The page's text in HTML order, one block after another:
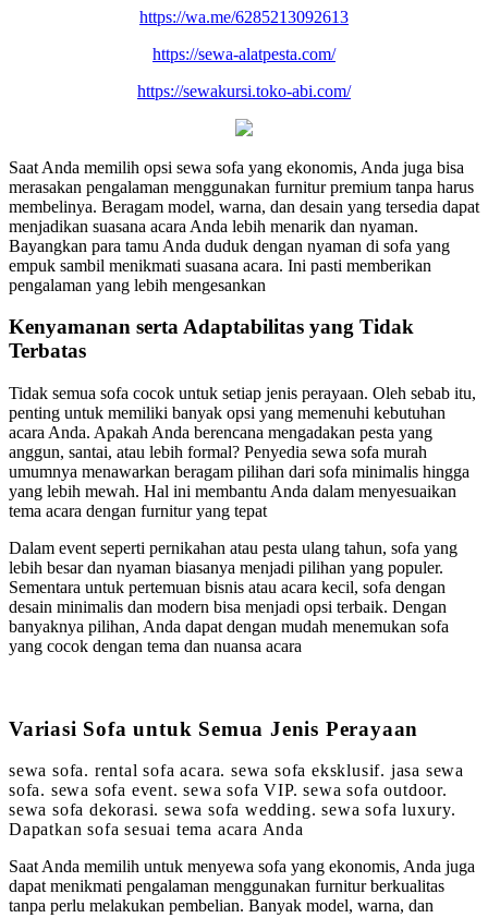
https://wa.me/6285213092613
https://sewa-alatpesta.com/
https://sewakursi.toko-abi.com/
Saat Anda memilih opsi sewa sofa yang ekonomis, Anda juga bisa
merasakan pengalaman menggunakan furnitur premium tanpa harus
membelinya. Beragam model, warna, dan desain yang tersedia dapat
menjadikan suasana acara Anda lebih menarik dan nyaman.
Bayangkan para tamu Anda duduk dengan nyaman di sofa yang
empuk sambil menikmati suasana acara. Ini pasti memberikan
pengalaman yang lebih mengesankan
Kenyamanan serta Adaptabilitas yang Tidak
Terbatas
Tidak semua sofa cocok untuk setiap jenis perayaan. Oleh sebab itu,
penting untuk memiliki banyak opsi yang memenuhi kebutuhan
acara Anda. Apakah Anda berencana mengadakan pesta yang
anggun, santai, atau lebih formal? Penyedia sewa sofa murah
umumnya menawarkan beragam pilihan dari sofa minimalis hingga
yang lebih mewah. Hal ini membantu Anda dalam menyesuaikan
tema acara dengan furnitur yang tepat
Dalam event seperti pernikahan atau pesta ulang tahun, sofa yang
lebih besar dan nyaman biasanya menjadi pilihan yang populer.
Sementara untuk pertemuan bisnis atau acara kecil, sofa dengan
desain minimalis dan modern bisa menjadi opsi terbaik. Dengan
banyaknya pilihan, Anda dapat dengan mudah menemukan sofa
yang cocok dengan tema dan nuansa acara
Variasi Sofa untuk Semua Jenis Perayaan
sewa sofa. rental sofa acara. sewa sofa eksklusif. jasa sewa
sofa. sewa sofa event. sewa sofa VIP. sewa sofa outdoor.
sewa sofa dekorasi. sewa sofa wedding. sewa sofa luxury.
Dapatkan sofa sesuai tema acara Anda
Saat Anda memilih untuk menyewa sofa yang ekonomis, Anda juga
dapat menikmati pengalaman menggunakan furnitur berkualitas
tanpa perlu melakukan pembelian. Banyak model, warna, dan